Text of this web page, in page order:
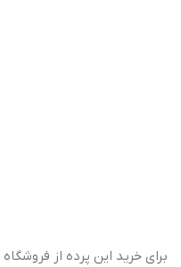
برای خرید این پرده از فروشگاه